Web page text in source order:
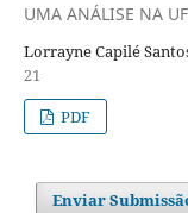
UMA ANÁLISE NA
Lorrayne Capilé
21
PDF
Enviar